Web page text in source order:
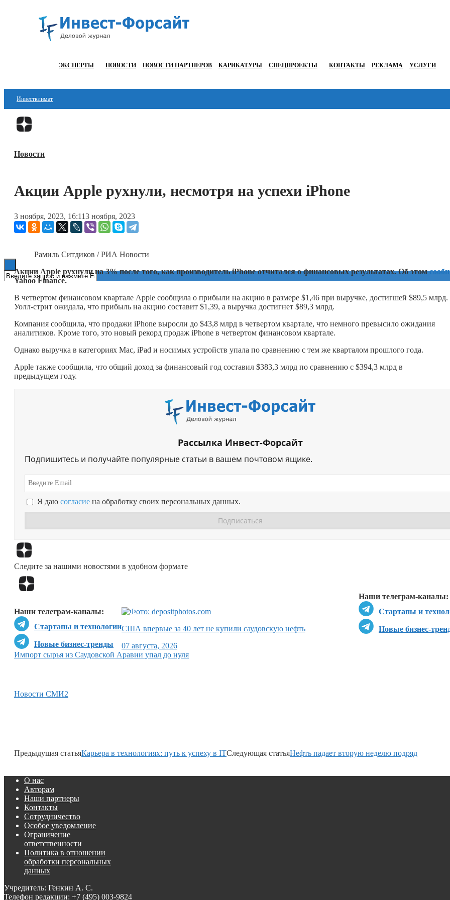
ЭКСПЕРТЫ НОВОСТИ НОВОСТИ ПАРТНЕРОВ КАРИКАТУРЫ СПЕЦПРОЕКТЫ КОНТАКТЫ РЕКЛАМА УСЛУГИ
Инвестклимат
Финансы
Блокчейн
Технологии
ESG
Новости
Акции Apple рухнули, несмотря на успехи iPhone
3 ноября, 2023, 16:113 ноября, 2023
Рамиль Ситдиков / РИА Новости
Акции Apple рухнули на 3% после того, как производитель iPhone отчитался о финансовых результатах. Об этом
Yahoo Finance.
В четвертом финансовом квартале Apple сообщила о прибыли на акцию в размере $1,46 при выручке, достигшей $89,5 млрд.
Уолл-стрит ожидала, что прибыль на акцию составит $1,39, а выручка достигнет $89,3 млрд.
Компания сообщила, что продажи iPhone выросли до $43,8 млрд в четвертом квартале, что немного превысило ожидания
аналитиков. Кроме того, это новый рекорд продаж iPhone в четвертом финансовом квартале.
Однако выручка в категориях Mac, iPad и носимых устройств упала по сравнению с тем же кварталом прошлого года.
Apple также сообщила, что общий доход за финансовый год составил $383,3 млрд по сравнению с $394,3 млрд в
предыдущем году.
Рассылка Инвест-Форсайт
Подпишитесь и получайте популярные статьи в вашем почтовом ящике.
Я даю согласие на обработку своих персональных данных.
Следите за нашими новостями в удобном формате
Наши телеграм-каналы:
Стартапы и
Новые бизнес-
Наши телеграм-каналы:
Стартапы и технологии
Новые бизнес-тренды
США впервые за 40 лет не купили саудовскую нефть
07 августа, 2026
Импорт сырья из Саудовской Аравии упал до нуля
Новости СМИ2
Предыдущая статьяКарьера в технологиях: путь к успеху в ITСледующая статьяНефть падает вторую неделю подряд
О нас
Авторам
Наши партнеры
Контакты
Сотрудничество
Особое уведомление
Ограничение
ответственности
Политика в отношении
обработки персональных
данных
Учредитель: Генкин А. С.
Телефон редакции: +7 (495) 003-9824